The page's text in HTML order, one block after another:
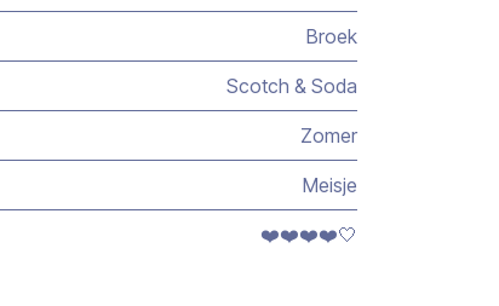
Broek
Scotch & Soda
Zomer
Meisje
❤️❤️❤️❤️🤍